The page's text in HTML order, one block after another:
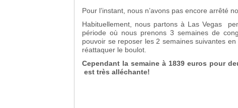
Pour l’instant, nous n’avons pas encore arrêté
Habituellement, nous partons à Las Vegas
période où nous prenons 3 semaines de
pouvoir se reposer les 2 semaines suivantes
réattaquer le boulot.
Cependant la semaine à 1839 euros pour
est très alléchante!